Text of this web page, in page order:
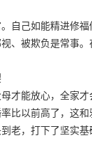
自己如能精进修
、被欺负是常事
才能放心，全家
比以前高了，这
老，打下了坚实基